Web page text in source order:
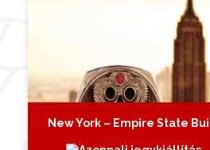
New York – Empire State